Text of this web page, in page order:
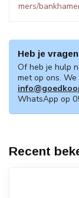
mers/
Heb je
Of heb je hulp
met op ons.
WhatsApp op
Recent